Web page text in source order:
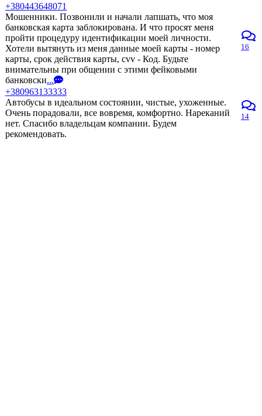
+380443648071
Мошенники. Позвонили и начали лапшать, что моя
банковская карта заблокирована. И что просят меня
пройти процедуру идентификации моей личности.
Хотели вытянуть из меня данные моей карты - номер
карты, срок действия карты, cvv - Код. Будьте
внимательны при общении с этими фейковыми
банковски...
16
+380963133333
Автобусы в идеальном состоянии, чистые, ухоженные.
Очень порадовали, все вовремя, комфортно. Нареканий
нет. Спасибо владельцам компании. Будем
рекомендовать.
14